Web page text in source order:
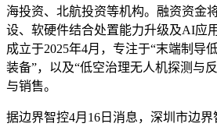
海投资、北航投资等机构。融资资金
设、软硬件结合处置能力升级及AI应
成立于2025年4月，专注于“末端制导
装备”，以及“低空治理无人机探测与
与销售。
据边界智控4月16日消息，深圳市边